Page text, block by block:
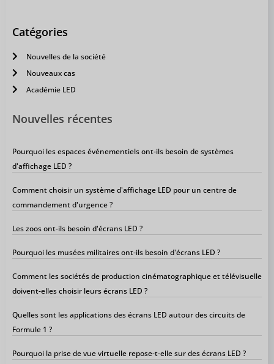
Catégories
Nouvelles de la société
Nouveaux cas
Académie LED
Nouvelles récentes
Pourquoi les espaces événementiels ont-ils besoin de systèmes
d'affichage LED ?
Comment choisir un système d'affichage LED pour un centre de
commandement d'urgence ?
Les zoos ont-ils besoin d'écrans LED ?
Pourquoi les musées militaires ont-ils besoin d'écrans LED ?
Comment les sociétés de production cinématographique et télévisuelle
doivent-elles choisir leurs écrans LED ?
Quelles sont les applications des écrans LED autour des circuits de
Formule 1 ?
Pourquoi la prise de vue virtuelle repose-t-elle sur des écrans LED ?